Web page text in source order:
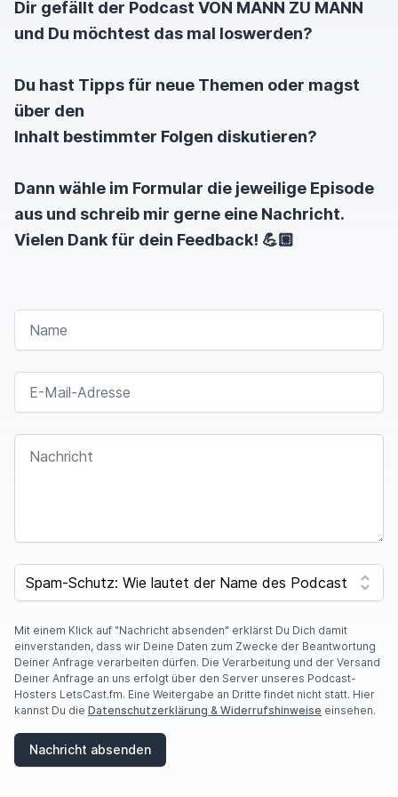
zu, was die Gäste mir zu sagen haben und dann
ja sehr sehr einfaches
Mittel für mich dort drauf einzugehen und das
kennst du auch aus den Folgen, weil die Folgen
auch das ist nochmal ein ganz anderer Schnack
äh zu dem, wenn ich hier eine Sohle folge, auch
aufnehme und äh damit
Und ich möchte auch mich äh stetig immer weiter
verbessern. Äh doch ich merke heute gerade bei
dieser Aufnahme, da möchte ich ganz ehrlich sein,
auch äh das ist für mich äh eine ähm
das gut rüberbringen kann,
gemacht.
dieses Thema Männlichkeit im Wandel und grade
auch Teil zwei, was ich ähm.
Extra so aufgeteilt habe, weil es viel also relativ
viel Inhalt ist für Männlichkeit im Wandel und äh
dort ist es mir extremst wichtig,
Dir gefällt der Podcast VON MANN ZU MANN
und Du möchtest das mal loswerden?
Du hast Tipps für neue Themen oder magst
über den
Inhalt bestimmter Folgen diskutieren?
Dann wähle im Formular die jeweilige Episode
aus und schreib mir gerne eine Nachricht.
Vielen Dank für dein Feedback! 💪🏼
NAME
E-MAIL-ADRESSE
NACHRICHT
F
O
A
R
E
A
H
U
SPAM CAPTCHA
Mit einem Klick auf "Nachricht absenden" erklärst Du Dich damit
einverstanden, dass wir Deine Daten zum Zwecke der Beantwortung
Deiner Anfrage verarbeiten dürfen. Die Verarbeitung und der Versand
Deiner Anfrage an uns erfolgt über den Server unseres Podcast-
Hosters LetsCast.fm. Eine Weitergabe an Dritte findet nicht statt. Hier
kannst Du die Datenschutzerklärung & Widerrufshinweise einsehen.
Nachricht absenden